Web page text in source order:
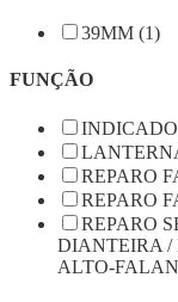
39MM (1)
FUNÇÃO
REPARO
REPARO
REPARO
DIANTEIRA /
ALTO-